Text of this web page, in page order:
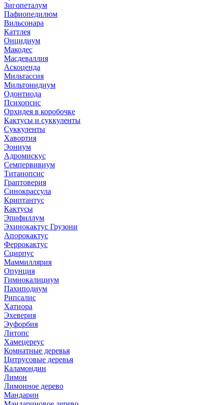
Зигопеталум
Пафиопедилюм
Вильсонара
Каттлея
Онцидиум
Макодес
Масдеваллия
Аскоценда
Мильтассия
Мильтонидиум
Одонтиода
Психопсис
Орхидея в коробочке
Кактусы и суккуленты
Суккуленты
Хавортия
Эониум
Адромискус
Семпервивиум
Титанопсис
Граптоверия
Синокрассула
Криптантус
Кактусы
Эпифиллум
Эхинокактус Грузони
Апорокактус
Феррокактус
Сцирпус
Маммиллярия
Опунция
Гимнокалициум
Пахиподиум
Рипсалис
Хатиора
Эхеверия
Эуфорбия
Литопс
Хамецереус
Комнатные деревья
Цитрусовые деревья
Каламондин
Лимон
Лимонное дерево
Мандарин